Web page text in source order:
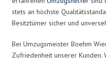
stets an höchste
Besitztümer sicher und
Bei Umzugsmeister Boehm
Zufriedenheit unserer Kunden.